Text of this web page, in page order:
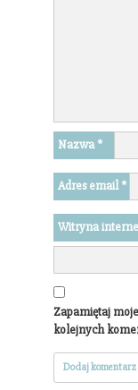
Nazwa*
Adres email*
Witryna
Zapamiętaj
kolejnych